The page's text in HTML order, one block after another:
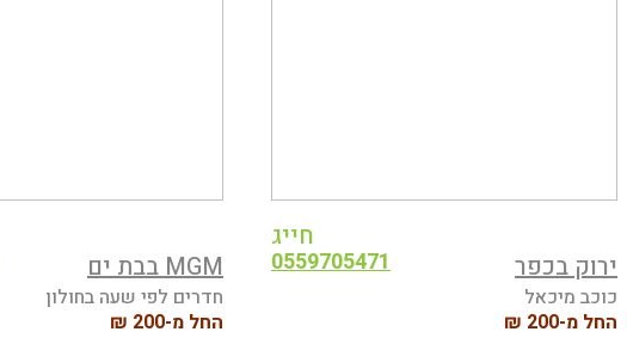
ירוק בכפר
כוכב מיכאל
החל מ-200 ₪
חייג
0559705471 MGM בבת ים
חדרים לפי שעה בחולון
החל מ-200 ₪